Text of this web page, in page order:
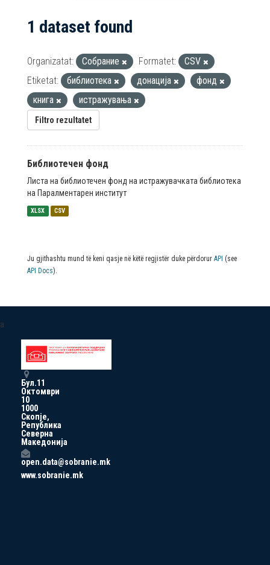
1 dataset found
Organizatat: Собрание Formatet:
CSV
Etiketat:
библиотека донација
фонд
книга
истражувања
Filtro rezultatet
Библиотечен фонд
Листа на библиотечен фонд на истражувачката библиотека
на Паралментарен институт
XLSX CSV
Ju gjithashtu mund të keni qasje në këtë regjistër duke përdorur API (see
API Docs).
a
Бул.11
Октомври
10
1000
Скопје,
Република
Северна
Македонија
open.data@sobranie.mk
www.sobranie.mk